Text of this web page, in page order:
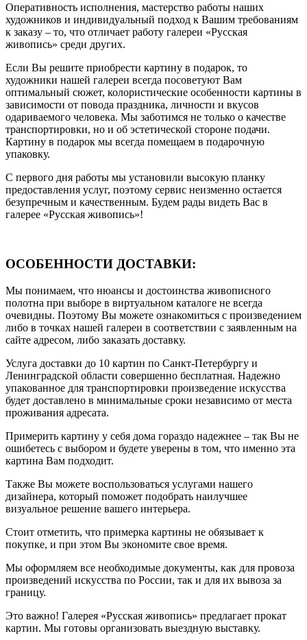
Оперативность исполнения, мастерство работы наших
художников и индивидуальный подход к Вашим требованиям
к заказу – то, что отличает работу галереи «Русская
живопись» среди других.
Если Вы решите приобрести картину в подарок, то
художники нашей галереи всегда посоветуют Вам
оптимальный сюжет, колористические особенности картины в
зависимости от повода праздника, личности и вкусов
одариваемого человека. Мы заботимся не только о качестве
транспортировки, но и об эстетической стороне подачи.
Картину в подарок мы всегда помещаем в подарочную
упаковку.
С первого дня работы мы установили высокую планку
предоставления услуг, поэтому сервис неизменно остается
безупречным и качественным. Будем рады видеть Вас в
галерее «Русская живопись»!
ОСОБЕННОСТИ ДОСТАВКИ:
Мы понимаем, что нюансы и достоинства живописного
полотна при выборе в виртуальном каталоге не всегда
очевидны. Поэтому Вы можете ознакомиться с произведением
либо в точках нашей галереи в соответствии с заявленным на
сайте адресом, либо заказать доставку.
Услуга доставки до 10 картин по Санкт-Петербургу и
Ленинградской области совершенно бесплатная. Надежно
упакованное для транспортировки произведение искусства
будет доставлено в минимальные сроки независимо от места
проживания адресата.
Примерить картину у себя дома гораздо надежнее – так Вы не
ошибетесь с выбором и будете уверены в том, что именно эта
картина Вам подходит.
Также Вы можете воспользоваться услугами нашего
дизайнера, который поможет подобрать наилучшее
визуальное решение вашего интерьера.
Стоит отметить, что примерка картины не обязывает к
покупке, и при этом Вы экономите свое время.
Мы оформляем все необходимые документы, как для провоза
произведений искусства по России, так и для их вывоза за
границу.
Это важно! Галерея «Русская живопись» предлагает прокат
картин. Мы готовы организовать выездную выставку.